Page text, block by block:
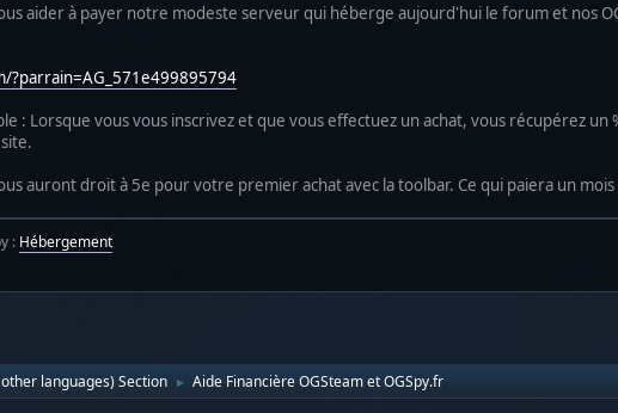
aider à payer notre modeste serveur qui héberge aujourd'hui le forum et nos
?parrain=AG_571e499895794
: Lorsque vous vous inscrivez et que vous effectuez un achat, vous récupérez
auront droit à 5e pour votre premier achat avec la toolbar. Ce qui paiera un
: Hébergement
languages) Section ► Aide Financière OGSteam et OGSpy.fr